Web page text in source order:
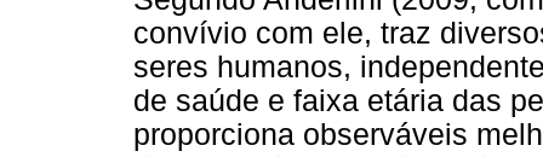
convívio com ele, traz
seres humanos,
de saúde e faixa etária das
proporciona observáveis